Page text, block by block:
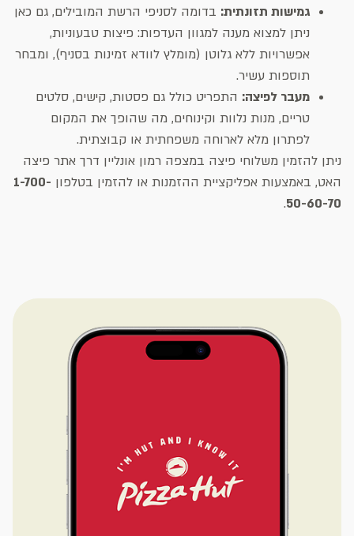
גמישות תזונתית: בדומה לסניפי הרשת המובילים, גם כאן
ניתן למצוא מענה למגוון העדפות: פיצות טבעוניות,
אפשרויות ללא גלוטן (מומלץ לוודא זמינות בסניף), ומבחר
תוספות עשיר.
מעבר לפיצה: התפריט כולל גם פסטות, קישים, סלטים
טריים, מנות נלוות וקינוחים, מה שהופך את המקום
לפתרון מלא לארוחה משפחתית או קבוצתית.
ניתן להזמין משלוחי פיצה במצפה רמון אונליין דרך אתר פיצה
האט, באמצעות אפליקציית ההזמנות או להזמין בטלפון 1-700-
50-60-70
.